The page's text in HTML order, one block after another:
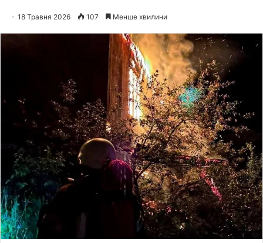
18 Травня 2026 107 Менше хвилини